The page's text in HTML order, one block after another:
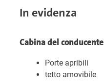
In evidenza
Cabina del conducente
Porte apribili
tetto amovibile